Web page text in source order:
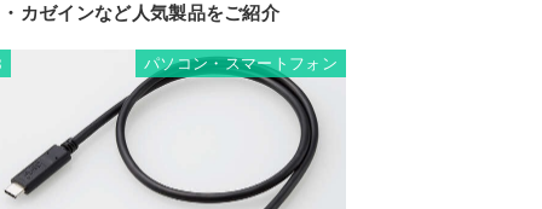
カゼインなど人気製品をご紹介
パソコン・スマートフォン